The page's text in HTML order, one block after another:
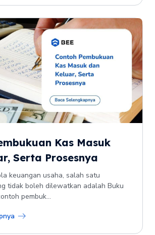
Kas Masuk
Serta Prosesnya
keuangan usaha, salah satu
tidak boleh dilewatkan adalah Buku
pembuk...